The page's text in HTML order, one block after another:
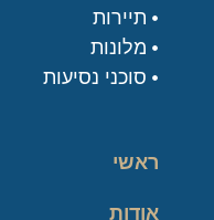
תיירות
מלונות
סוכני נסיעות
ראשי
אודות